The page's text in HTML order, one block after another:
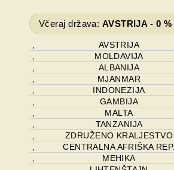
Včeraj država: AVSTRIJA - 0 %
AVSTRIJA
MOLDAVIJA
ALBANIJA
MJANMAR
INDONEZIJA
GAMBIJA
MALTA
TANZANIJA
ZDRUŽENO KRALJESTVO
CENTRALNA AFRIŠKA REP.
MEHIKA